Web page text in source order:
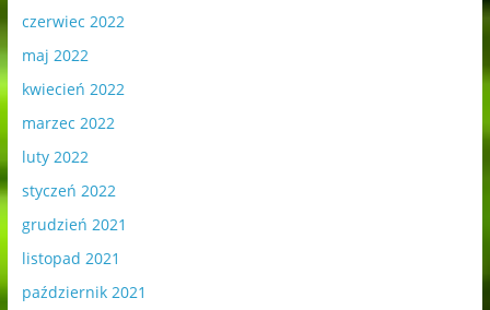
czerwiec 2022
maj 2022
kwiecień 2022
marzec 2022
luty 2022
styczeń 2022
grudzień 2021
listopad 2021
październik 2021